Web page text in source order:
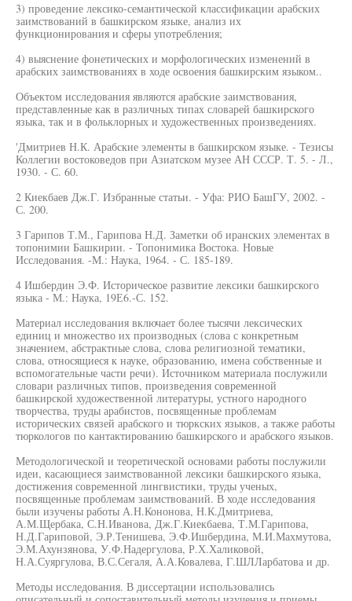
3) проведение лексико-семантической классификации арабских
заимствований в башкирском языке, анализ их
функционирования и сферы употребления;
4) выяснение фонетических и морфологических изменений в
арабских заимствованиях в ходе освоения башкирским языком..
Объектом исследования являются арабские заимствования,
представленные как в различных типах словарей башкирского
языка, так и в фольклорных и художественных произведениях.
'Дмитриев Н.К. Арабские элементы в башкирском языке. - Тезисы
Коллегии востоковедов при Азиатском музее АН СССР. Т. 5. - Л.,
1930. - С. 60.
2 Киекбаев Дж.Г. Избранные статьи. - Уфа: РИО БашГУ, 2002. -
С. 200.
3 Гарипов Т.М., Гарипова Н.Д. Заметки об иранских элементах в
топонимии Башкирии. - Топонимика Востока. Новые
Исследования. -М.: Наука, 1964. - С. 185-189.
4 Ишбердин Э.Ф. Историческое развитие лексики башкирского
языка - М.: Наука, 19Е6.-С. 152.
Материал исследования включает более тысячи лексических
единиц и множество их производных (слова с конкретным
значением, абстрактные слова, слова религиозной тематики,
слова, относящиеся к науке, образованию, имена собственные и
вспомогательные части речи). Источником материала послужили
словари различных типов, произведения современной
башкирской художественной литературы, устного народного
творчества, труды арабистов, посвященные проблемам
исторических связей арабского и тюркских языков, а также работы
тюркологов по кантактированию башкирского и арабского языков.
Методологической и теоретической основами работы послужили
идеи, касающиеся заимствованной лексики башкирского языка,
достижения современной лингвистики, труды ученых,
посвященные проблемам заимствований. В ходе исследования
были изучены работы А.Н.Кононова, Н.К.Дмитриева,
А.М.Щербака, С.Н.Иванова, Дж.Г.Киекбаева, Т.М.Гарипова,
Н.Д.Гариповой, Э.Р.Тенишева, Э.Ф.Ишбердина, М.И.Махмутова,
Э.М.Ахунзянова, У.Ф.Надергулова, Р.Х.Халиковой,
Н.А.Суяргулова, В.С.Сегаля, А.А.Ковалева, Г.ШЛЛарбатова и др.
Методы исследования. В диссертации использовались